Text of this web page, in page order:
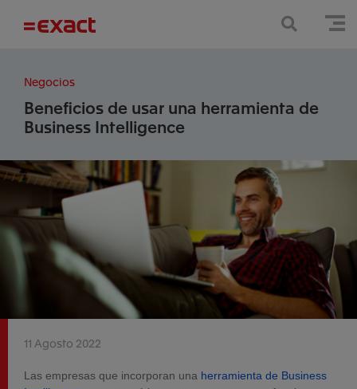
Negocios
Beneficios de usar una herramienta de
Business Intelligence
11 Agosto 2022
Las empresas que incorporan una herramienta de Business